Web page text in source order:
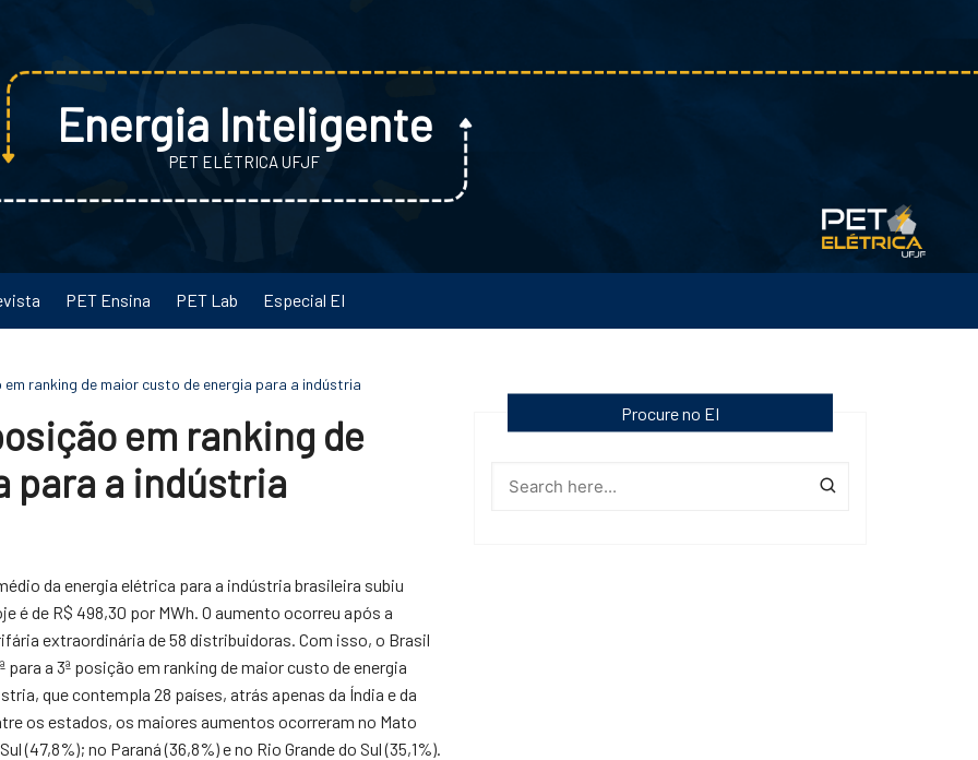
Energia Inteligente
PET ELÉTRICA UFJF
PET Ensina PET Lab Especial EI
ranking de maior custo de energia para a indústria
em ranking de
para a indústria
da energia elétrica para a indústria brasileira subiu
é de R$ 498,30 por MWh. O aumento ocorreu após a
extraordinária de 58 distribuidoras. Com isso, o Brasil
para a 3ª posição em ranking de maior custo de energia
que contempla 28 países, atrás apenas da Índia e da
os estados, os maiores aumentos ocorreram no Mato
(47,8%); no Paraná (36,8%) e no Rio Grande do Sul (35,1%).
Procure no EI